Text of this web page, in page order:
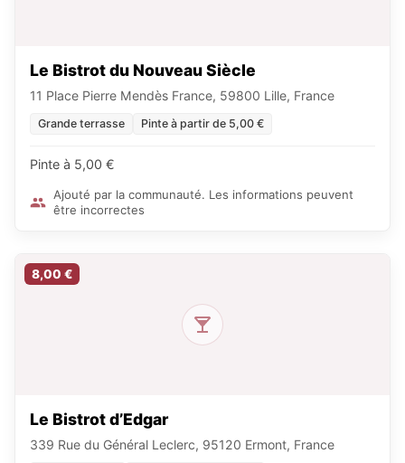
Le Bistrot du Nouveau Siècle
11 Place Pierre Mendès France, 59800 Lille, France
Grande terrasse Pinte à partir de 5,00 €
Pinte à 5,00 €
Ajouté par la communauté. Les informations peuvent
être incorrectes
8,00 €
Le Bistrot d’Edgar
339 Rue du Général Leclerc, 95120 Ermont, France